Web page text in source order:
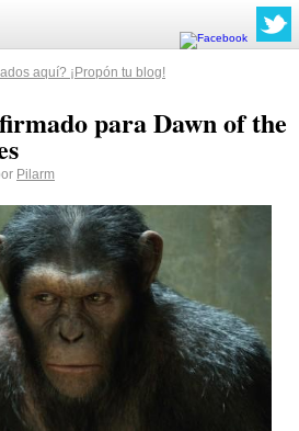
aquí? ¡Propón tu blog!
para Dawn of the
Pilarm